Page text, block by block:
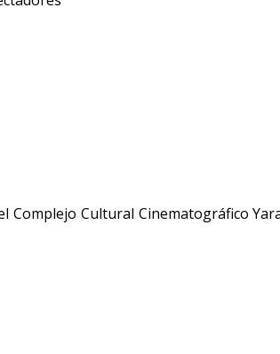
Complejo Cultural Cinematográfico